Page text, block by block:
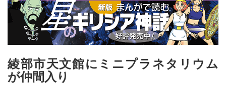
綾部市天文館にミニプラネタリウム
が仲間入り